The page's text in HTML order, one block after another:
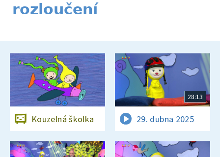
rozloučení
Kouzelná školka
28:13
29. dubna 2025